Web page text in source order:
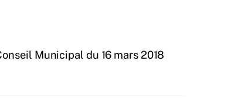
Municipal du 16 mars 2018